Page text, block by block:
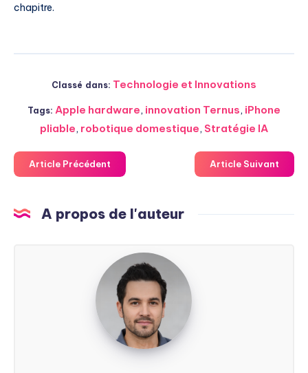
chapitre.
Classé dans: Technologie et Innovations
Tags: Apple hardware, innovation Ternus, iPhone
pliable, robotique domestique, Stratégie IA
Article Précédent Article Suivant
A propos de l'auteur
Steven
Soarez